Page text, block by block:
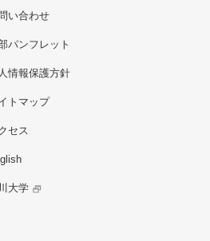
い合わせ
パンフレット
情報保護方針
トマップ
セス
大学